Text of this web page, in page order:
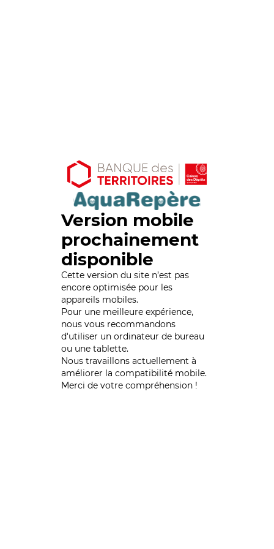
Version mobile
prochainement
disponible
Cette version du site n’est pas
encore optimisée pour les
appareils mobiles.
Pour une meilleure expérience,
nous vous recommandons
d'utiliser un ordinateur de bureau
ou une tablette.
Nous travaillons actuellement à
améliorer la compatibilité mobile.
Merci de votre compréhension !